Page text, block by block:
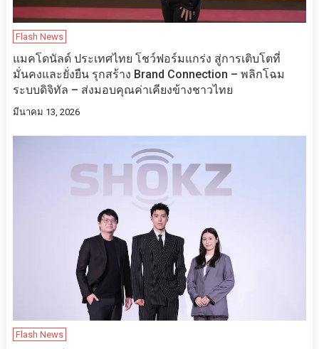
Flash News
แมคโดนัลด์ ประเทศไทย โชว์ฟอร์มแกร่ง สู่การเติบโตที่
มั่นคงและยั่งยืน รุกสร้าง Brand Connection – พลิกโฉม
ระบบดิจิทัล – ส่งมอบคุณค่าเคียงข้างชาวไทย
มีนาคม 13, 2026
Flash News